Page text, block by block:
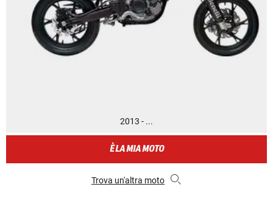
2013 - ...
È LA MIA MOTO
Trova un'altra moto